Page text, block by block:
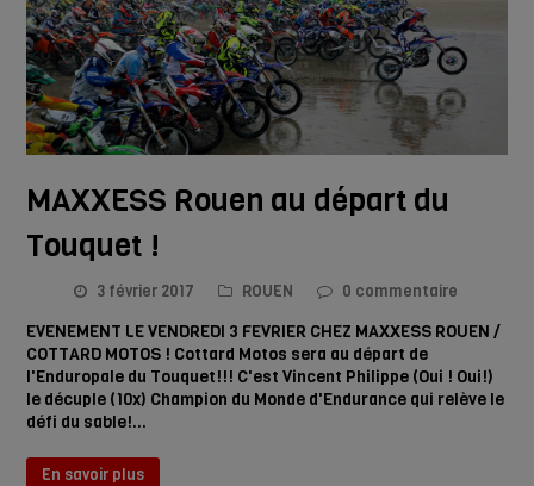
MAXXESS Rouen au départ du
Touquet !
3 février 2017 ROUEN 0 commentaire
EVENEMENT LE VENDREDI 3 FEVRIER CHEZ MAXXESS ROUEN /
COTTARD MOTOS ! Cottard Motos sera au départ de
l'Enduropale du Touquet!!! C'est Vincent Philippe (Oui ! Oui!)
le décuple (10x) Champion du Monde d'Endurance qui relève le
défi du sable!…
En savoir plus